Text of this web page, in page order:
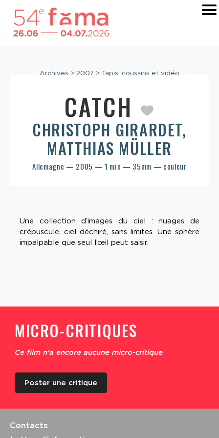
Archives > 2007 > Tapis, coussins et vidéo
CATCH
CHRISTOPH GIRARDET,
MATTHIAS MÜLLER
Allemagne — 2005 — 1 min — 35mm — couleur
Une collection d’images du ciel : nuages de
crépuscule, ciel déchiré, sans limites. Une sphère
impalpable que seul l’œil peut saisir.
MICRO-CRITIQUES
Ce film n'a encore aucune micro-critique
Poster une critique
Contacts